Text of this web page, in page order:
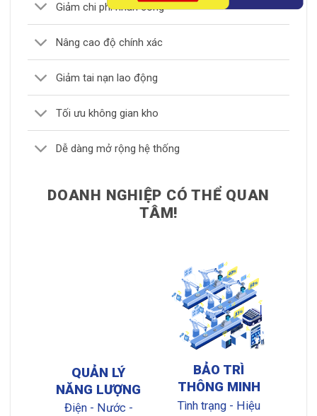
Giảm chi phí nhân công
Nâng cao độ chính xác
Giảm tai nạn lao động
Tối ưu không gian kho
Dễ dàng mở rộng hệ thống
DOANH NGHIỆP CÓ THỂ QUAN
TÂM!
QUẢN LÝ
NĂNG LƯỢNG
Điện - Nước -
BẢO TRÌ
THÔNG MINH
Tình trạng - Hiệu